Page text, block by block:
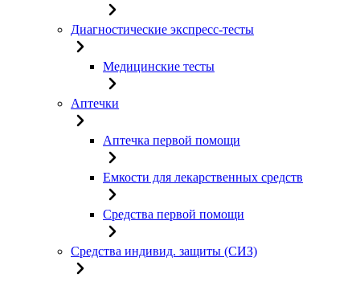
Диагностические экспресс-тесты
Медицинские тесты
Аптечки
Аптечка первой помощи
Емкости для лекарственных средств
Средства первой помощи
Средства индивид. защиты (СИЗ)